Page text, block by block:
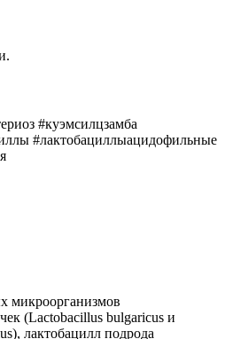
#куэмсилцзамба
#лактобациллыацидофильные
микроорганизмов
(Lactobacillus bulgaricus и
лактобацилл подрода